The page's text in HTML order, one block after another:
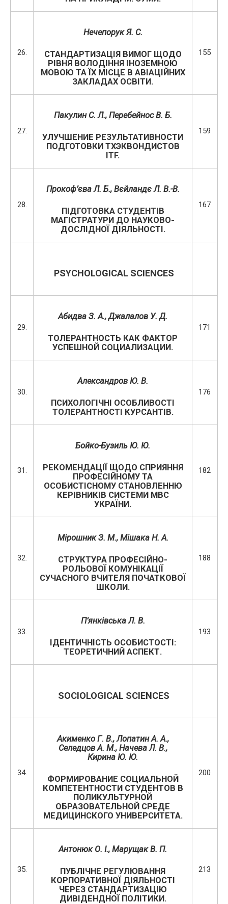
26.
Нечепорук Я. С.
СТАНДАРТИЗАЦІЯ ВИМОГ ЩОДО
РІВНЯ ВОЛОДІННЯ ІНОЗЕМНОЮ
МОВОЮ ТА ЇХ МІСЦЕ В АВІАЦІЙНИХ
ЗАКЛАДАХ ОСВІТИ.
155
27.
Пакулин С. Л., Перебейнос В. Б.
УЛУЧШЕНИЕ РЕЗУЛЬТАТИВНОСТИ
ПОДГОТОВКИ ТХЭКВОНДИСТОВ
ITF.
159
28.
Прокоф’єва Л. Б., Вєйландє Л. В.-В.
ПІДГОТОВКА СТУДЕНТІВ
МАГІСТРАТУРИ ДО НАУКОВО-
ДОСЛІДНОЇ ДІЯЛЬНОСТІ.
167
PSYCHOLOGICAL SCIENCES
29.
Абидва З. А.,Джалалов У. Д.
ТОЛЕРАНТНОСТЬ КАК ФАКТОР
УСПЕШНОЙ СОЦИАЛИЗАЦИИ.
171
30.
Александров Ю. В.
ПСИХОЛОГІЧНІ ОСОБЛИВОСТІ
ТОЛЕРАНТНОСТІ КУРСАНТІВ.
176
31.
Бойко-Бузиль Ю. Ю.
РЕКОМЕНДАЦІЇ ЩОДО СПРИЯННЯ
ПРОФЕСІЙНОМУ ТА
ОСОБИСТІСНОМУ СТАНОВЛЕННЮ
КЕРІВНИКІВ СИСТЕМИ МВС
УКРАЇНИ.
182
32.
Мірошник З. М., Мішака Н. А.
СТРУКТУРА ПРОФЕСІЙНО-
РОЛЬОВОЇ КОМУНІКАЦІЇ
СУЧАСНОГО ВЧИТЕЛЯ ПОЧАТКОВОЇ
ШКОЛИ.
188
33.
П’янківська Л. В.
ІДЕНТИЧНІСТЬ ОСОБИСТОСТІ:
ТЕОРЕТИЧНИЙ АСПЕКТ.
193
SOCIOLOGICAL SCIENCES
34.
Акименко Г. В., Лопатин А. А.,
Селедцов А. М., Начева Л. В.,
Кирина Ю. Ю.
ФОРМИРОВАНИЕ СОЦИАЛЬНОЙ
КОМПЕТЕНТНОСТИ СТУДЕНТОВ В
ПОЛИКУЛЬТУРНОЙ
ОБРАЗОВАТЕЛЬНОЙ СРЕДЕ
МЕДИЦИНСКОГО УНИВЕРСИТЕТА.
200
35.
Антонюк О. І., Марущак В. П.
ПУБЛІЧНЕ РЕГУЛЮВАННЯ
КОРПОРАТИВНОЇ ДІЯЛЬНОСТІ
ЧЕРЕЗ СТАНДАРТИЗАЦІЮ
ДИВІДЕНДНОЇ ПОЛІТИКИ.
213